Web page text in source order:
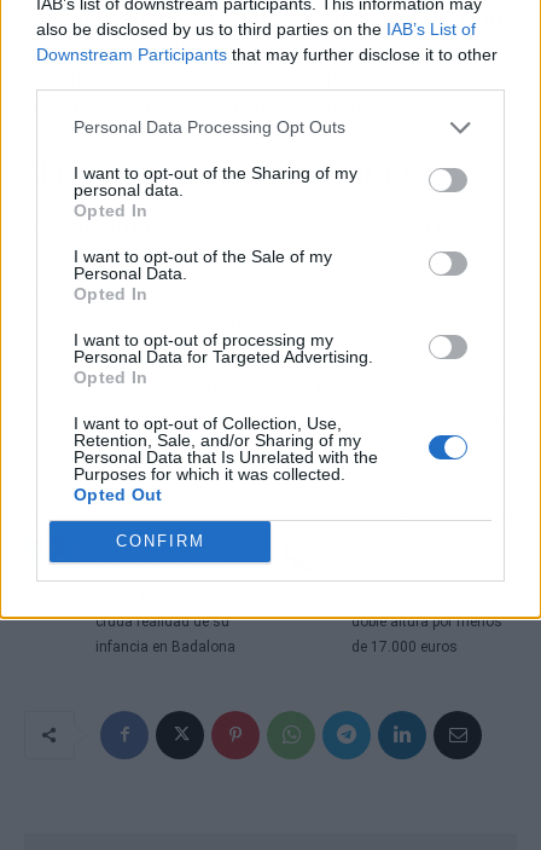
also be disclosed by us to third parties on the IAB’s List of
Downstream Participants that may further disclose it to other
Personal Data Processing Opt Outs
I want to opt-out of the Sharing of my
personal data.
Opted In
I want to opt-out of the Sale of my
Personal Data.
Opted In
I want to opt-out of processing my
Personal Data for Targeted Advertising.
Opted In
I want to opt-out of Collection, Use,
Retention, Sale, and/or Sharing of my
Personal Data that Is Unrelated with the
Purposes for which it was collected.
Opted Out
CONFIRM
acaban usando la IA para algo más que escribir
felicitaciones de cumpleaños. Mejor que un
El resumen para vagos (TL;DR)
¿Qué ha pasado?
Copilot) a quien haga un cursillo online de dos horas.
¿Por qué importa?
avanzadas de IA.
¿Nos afecta o es solo un meme?
malteses, pero el modelo es perfectamente exportable: ¿quién
da el paso siguiente?
Artículo anterior
"El paro y la heroína
causaron estragos":
cruda realidad de su
infancia en Badalona
Artículo siguiente
doble altura por menos
de 17.000 euros